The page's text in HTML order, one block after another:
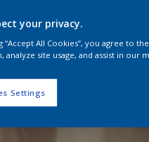
your privacy.
“Accept All Cookies”, you agree to
analyze site usage, and assist in our
Settings